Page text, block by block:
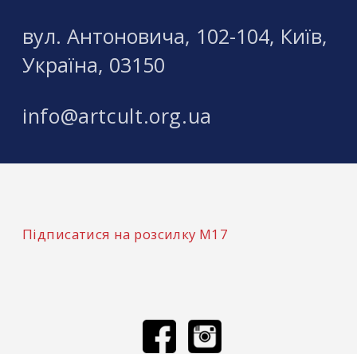
вул. Антоновича, 102-104, Київ,
Україна, 03150
info@artcult.org.ua
Підписатися на розсилку М17